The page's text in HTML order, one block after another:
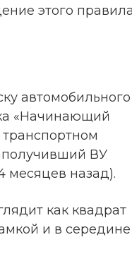
этого
автомобильного
«Начинающий
ВУ
месяцев назад).
как квадрат
и в середине